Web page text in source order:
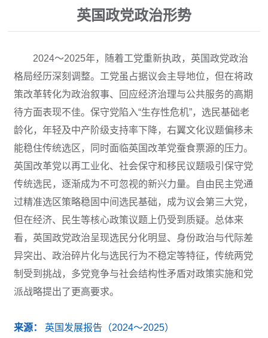
英国政党政治形势
2024～2025年，随着工党重新执政，英国政党政治
格局经历深刻调整。工党虽占据议会主导地位，但在将政
策改革转化为政治叙事、回应经济治理与公共服务的高期
待方面表现不佳。保守党陷入“生存性危机”，选民基础老
龄化，年轻及中产阶级支持率下降，右翼文化议题偏移未
能稳住传统选区，同时面临英国改革党蚕食票源的压力。
英国改革党以再工业化、社会保守和移民议题吸引保守党
传统选民，逐渐成为不可忽视的新兴力量。自由民主党通
过精准选区策略稳固中间选民基础，成为议会第三大党，
但在经济、民生等核心政策议题上仍受到质疑。总体来
看，英国政党政治呈现选民分化明显、身份政治与代际差
异突出、政治碎片化与选民行为不稳定等特征，传统两党
制受到挑战，多党竞争与社会结构性矛盾对政策实施和党
派战略提出了更高要求。
来源：
英国发展报告（2024～2025）